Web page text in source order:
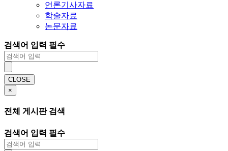
언론기사자료
학술자료
논문자료
검색어 입력 필수
CLOSE
×
전체 게시판 검색
검색어 입력 필수